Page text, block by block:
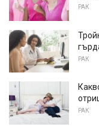
РАК
РАК
РАК